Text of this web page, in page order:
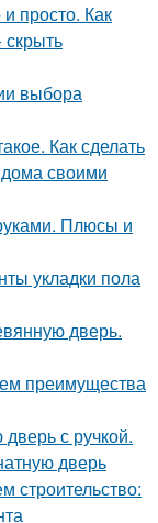
просто. Как
скрыть
выбора
Как сделать
своими
Плюсы и
укладки пола
дверь.
преимущества
с ручкой.
дверь
строительство: